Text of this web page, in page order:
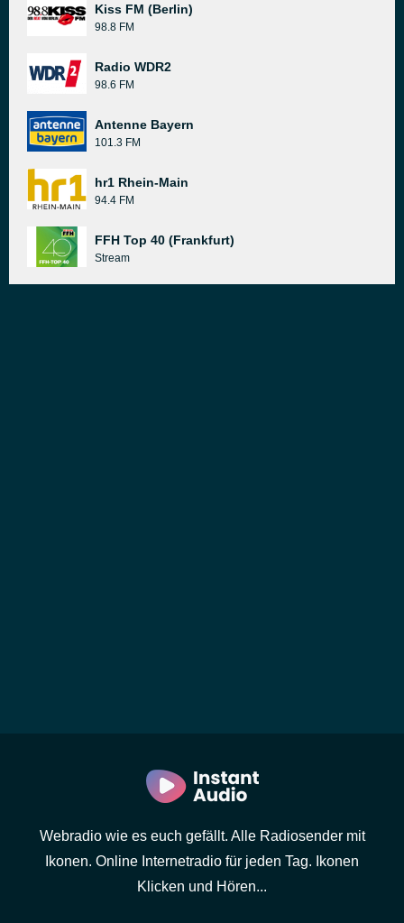
Kiss FM (Berlin)
98.8 FM
Radio WDR2
98.6 FM
Antenne Bayern
101.3 FM
hr1 Rhein-Main
94.4 FM
FFH Top 40 (Frankfurt)
Stream
Webradio wie es euch gefällt. Alle Radiosender mit
Ikonen. Online Internetradio für jeden Tag. Ikonen
Klicken und Hören...